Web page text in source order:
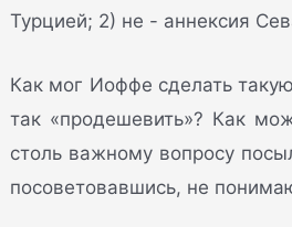
Турцией; 2) не - аннексия
Как мог Иоффе сделать
так «продешевить»? Как
столь важному вопросу
посоветовавшись, не